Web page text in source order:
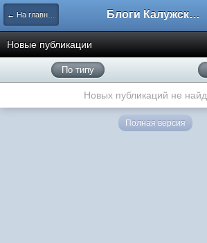
← На главную Блоги Калужского перекрестка
Новые публикации
По типу
Новых публикаций не
Полная версия